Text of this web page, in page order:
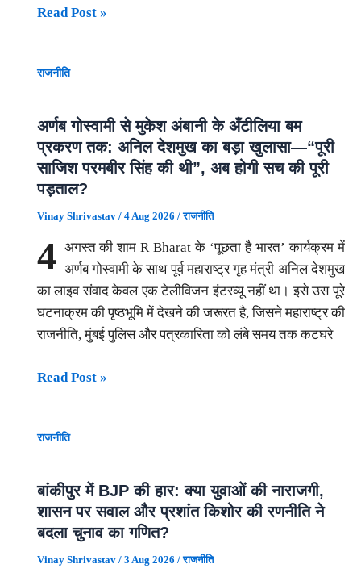
दिल्ली
महिलाओं
हर
महीने
₹2,500
कैसे
आप
लक्ष्मी
योजना
की
हैं
संपत्ति
और
आवेदन
से
Read Post »
राजनीति
अर्णब गोस्वामी से मुकेश अंबानी के अँटीलिया बम
प्रकरण तक: अनिल देशमुख का बड़ा खुलासा—“पूरी
साजिश परमबीर सिंह की थी”, अब होगी सच की पूरी
पड़ताल?
Vinay Shrivastav / 4 Aug 2026 /राजनीति
4 अगस्त की शाम R Bharat के ‘पूछता है भारत’ कार्यक्रम में
अर्णब गोस्वामी के साथ पूर्व महाराष्ट्र गृह मंत्री अनिल देशमुख
का लाइव संवाद केवल एक टेलीविजन इंटरव्यू नहीं था। इसे उस पूरे
घटनाक्रम की पृष्ठभूमि में देखने की जरूरत है, जिसने महाराष्ट्र की
राजनीति, मुंबई पुलिस और पत्रकारिता को लंबे समय तक कटघरे
अर्णब
मुकेश
के
अँटीलिया
बम
Read Post »
राजनीति
बांकीपुर में BJP की हार: क्या युवाओं की नाराजगी,
शासन पर सवाल और प्रशांत किशोर की रणनीति ने
बदला चुनाव का गणित?
Vinay Shrivastav / 3 Aug 2026 /राजनीति